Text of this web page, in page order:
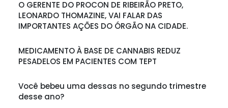
O GERENTE DO PROCON DE RIBEIRÃO PRETO,
LEONARDO THOMAZINE, VAI FALAR DAS
IMPORTANTES AÇÕES DO ÓRGÃO NA CIDADE.
MEDICAMENTO À BASE DE CANNABIS REDUZ
PESADELOS EM PACIENTES COM TEPT
Você bebeu uma dessas no segundo trimestre
desse ano?